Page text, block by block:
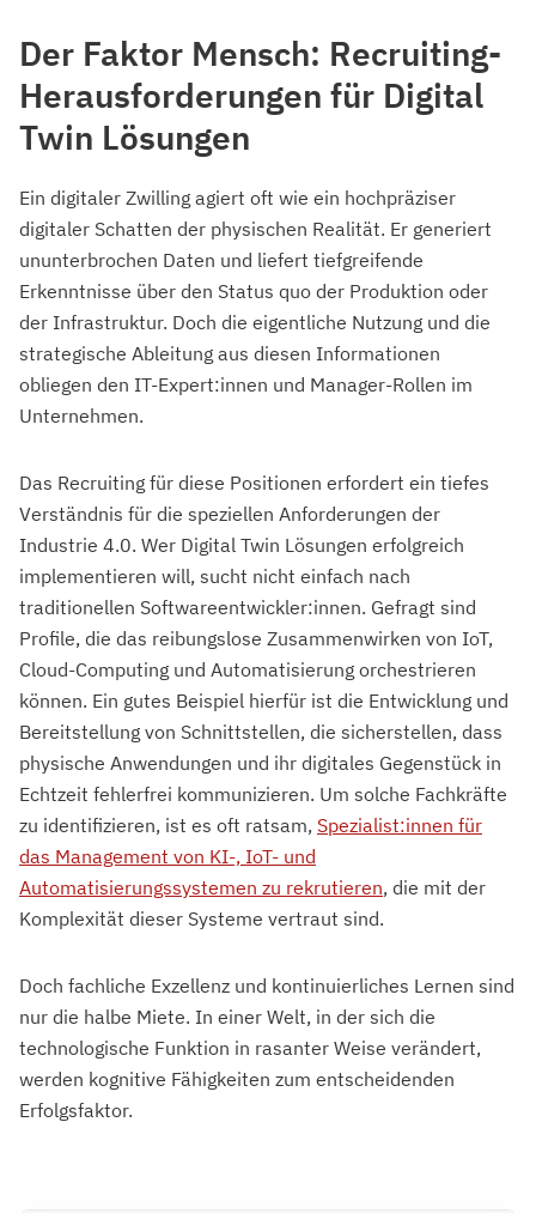
Der Faktor Mensch: Recruiting-
Herausforderungen für Digital
Twin Lösungen
Ein digitaler Zwilling agiert oft wie ein hochpräziser
digitaler Schatten der physischen Realität. Er generiert
ununterbrochen Daten und liefert tiefgreifende
Erkenntnisse über den Status quo der Produktion oder
der Infrastruktur. Doch die eigentliche Nutzung und die
strategische Ableitung aus diesen Informationen
obliegen den IT-Expert:innen und Manager-Rollen im
Unternehmen.
Das Recruiting für diese Positionen erfordert ein tiefes
Verständnis für die speziellen Anforderungen der
Industrie 4.0. Wer Digital Twin Lösungen erfolgreich
implementieren will, sucht nicht einfach nach
traditionellen Softwareentwickler:innen. Gefragt sind
Profile, die das reibungslose Zusammenwirken von IoT,
Cloud-Computing und Automatisierung orchestrieren
können. Ein gutes Beispiel hierfür ist die Entwicklung und
Bereitstellung von Schnittstellen, die sicherstellen, dass
physische Anwendungen und ihr digitales Gegenstück in
Echtzeit fehlerfrei kommunizieren. Um solche Fachkräfte
zu identifizieren, ist es oft ratsam, Spezialist:innen für
das Management von KI-, IoT- und
Automatisierungssystemen zu rekrutieren, die mit der
Komplexität dieser Systeme vertraut sind.
Doch fachliche Exzellenz und kontinuierliches Lernen sind
nur die halbe Miete. In einer Welt, in der sich die
technologische Funktion in rasanter Weise verändert,
werden kognitive Fähigkeiten zum entscheidenden
Erfolgsfaktor.